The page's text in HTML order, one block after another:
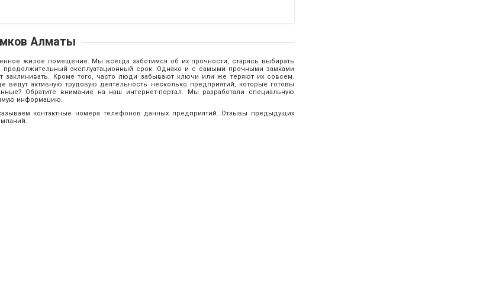
Алматы
жилое помещение. Мы всегда заботимся об их прочности, старясь выбирать
эксплуатационный срок. Однако и с самыми прочными замками
заклинивать. Кроме того, часто люди забывают ключи или же теряют их совсем.
активную трудовую деятельность несколько предприятий, которые готовы
Обратите внимание на наш интернет-портал. Мы разработали специальную
информацию.
контактные номера телефонов данных предприятий. Отзывы предыдущих